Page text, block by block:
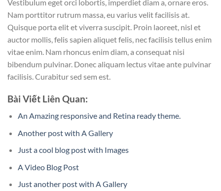
Vestibulum eget orci lobortis, imperdiet diam a, ornare eros.
Nam porttitor rutrum massa, eu varius velit facilisis at.
Quisque porta elit et viverra suscipit. Proin laoreet, nisl et
auctor mollis, felis sapien aliquet felis, nec facilisis tellus enim
vitae enim. Nam rhoncus enim diam, a consequat nisi
bibendum pulvinar. Donec aliquam lectus vitae ante pulvinar
facilisis. Curabitur sed sem est.
Bài Viết Liên Quan:
An Amazing responsive and Retina ready theme.
Another post with A Gallery
Just a cool blog post with Images
A Video Blog Post
Just another post with A Gallery